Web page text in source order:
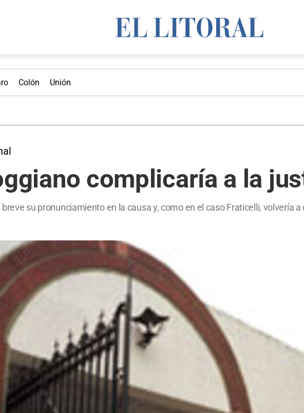
Colón Unión
complicaría a la
su pronunciamiento en la causa y, como en el caso Fraticelli, volvería